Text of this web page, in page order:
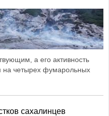
а его активность
на четырех фумарольных
сахалинцев